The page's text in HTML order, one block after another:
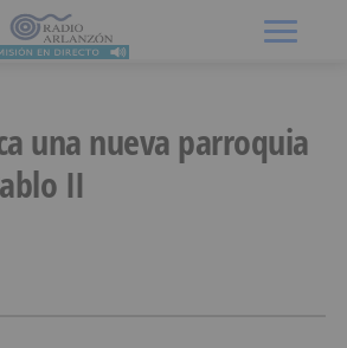
una nueva parroquia
II